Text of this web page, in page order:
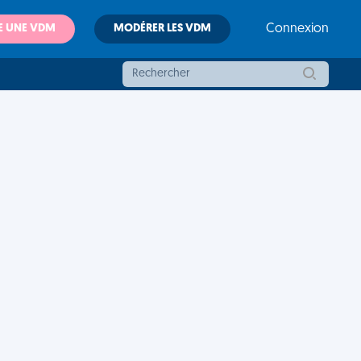
UNE VDM MODÉRER LES VDM Connexion